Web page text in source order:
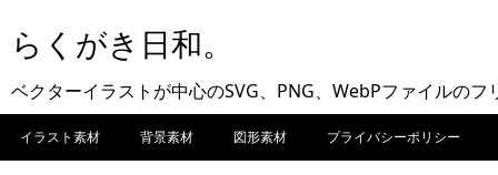
らくがき日和。
ベクターイラストが中心のSVG、PNG、WebPファイルのフ
イラスト素材 背景素材 図形素材 プライバシーポリシー